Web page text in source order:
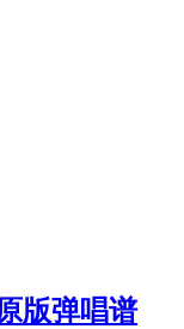
版弹唱谱